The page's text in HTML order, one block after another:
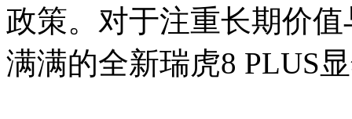
政策。对于注重长期价
满满的全新瑞虎8 PLUS